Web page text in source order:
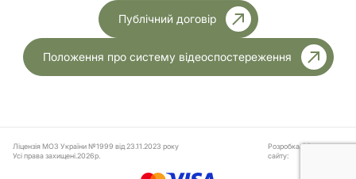
Публічний договір
Положення про систему відеоспостереження
Ліцензія МОЗ України №1999 від 23.11.2023 року
Усі права захищені.2026р.
Розробка
сайту: